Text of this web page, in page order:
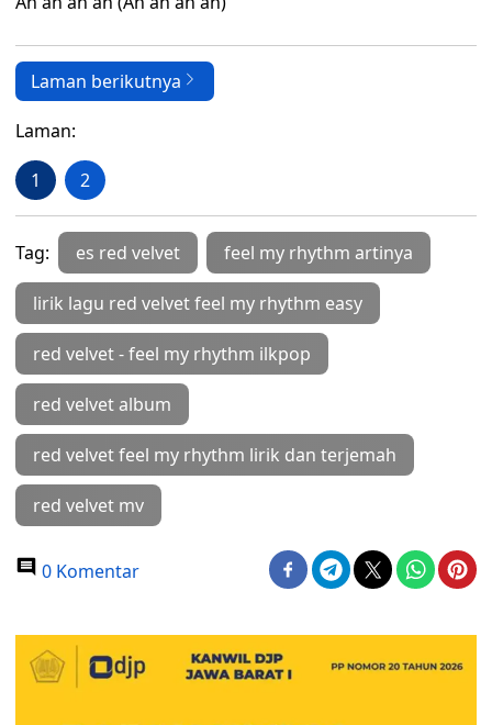
Laman berikutnya
Laman:
1 2
Tag: es red velvet feel my rhythm artinya
lirik lagu red velvet feel my rhythm easy
red velvet - feel my rhythm ilkpop
red velvet album
red velvet feel my rhythm lirik dan terjemah
red velvet mv
0 Komentar